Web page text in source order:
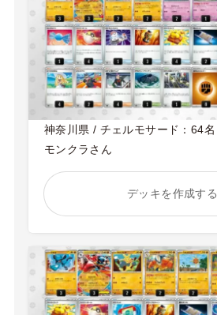
神奈川県 / チェルモサード：64名
モンクラさん
デッキを作成する